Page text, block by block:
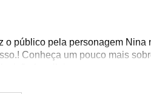
o público pela personagem Nina
Conheça um pouco mais
brasileira.